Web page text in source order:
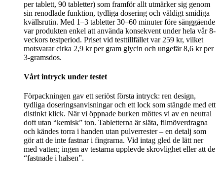
per tablett, 90 tabletter) som framför allt utmärker sig genom
sin renodlade funktion, tydliga dosering och väldigt smidiga
kvällsrutin. Med 1–3 tabletter 30–60 minuter före sänggående
var produkten enkel att använda konsekvent under hela vår 8-
veckors testperiod. Priset vid testtillfället var 259 kr, vilket
motsvarar cirka 2,9 kr per gram glycin och ungefär 8,6 kr per
3-gramsdos.
Vårt intryck under testet
Förpackningen gav ett seriöst första intryck: ren design,
tydliga doseringsanvisningar och ett lock som stängde med ett
distinkt klick. När vi öppnade burken möttes vi av en neutral
doft utan “kemisk” ton. Tabletterna är släta, filmöverdragna
och kändes torra i handen utan pulverrester – en detalj som
gör att de inte fastnar i fingrarna. Vid intag gled de lätt ner
med vatten; ingen av testarna upplevde skrovlighet eller att de
“fastnade i halsen”.